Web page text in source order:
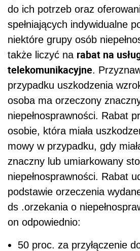
do ich potrzeb oraz
spełniających indywidualne
niektóre grupy osób
także liczyć na rabat na
telekomunikacyjne.
przypadku uszkodzenia
osoba ma orzeczony
niepełnosprawności. Rabat
osobie, która miała
mowy w przypadku, gdy
znaczny lub umiarkowany
niepełnosprawności. Rabat
podstawie orzeczenia
ds .orzekania o
on odpowiednio:
50 proc. za przyłączenie